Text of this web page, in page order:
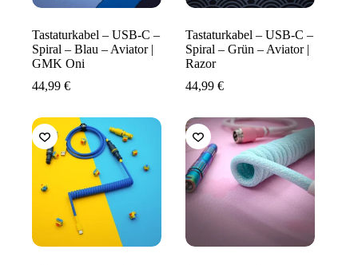
Tastaturkabel – USB-C –
Spiral – Blau – Aviator |
GMK Oni
44,99 €
Tastaturkabel – USB-C –
Spiral – Grün – Aviator |
Razor
44,99€